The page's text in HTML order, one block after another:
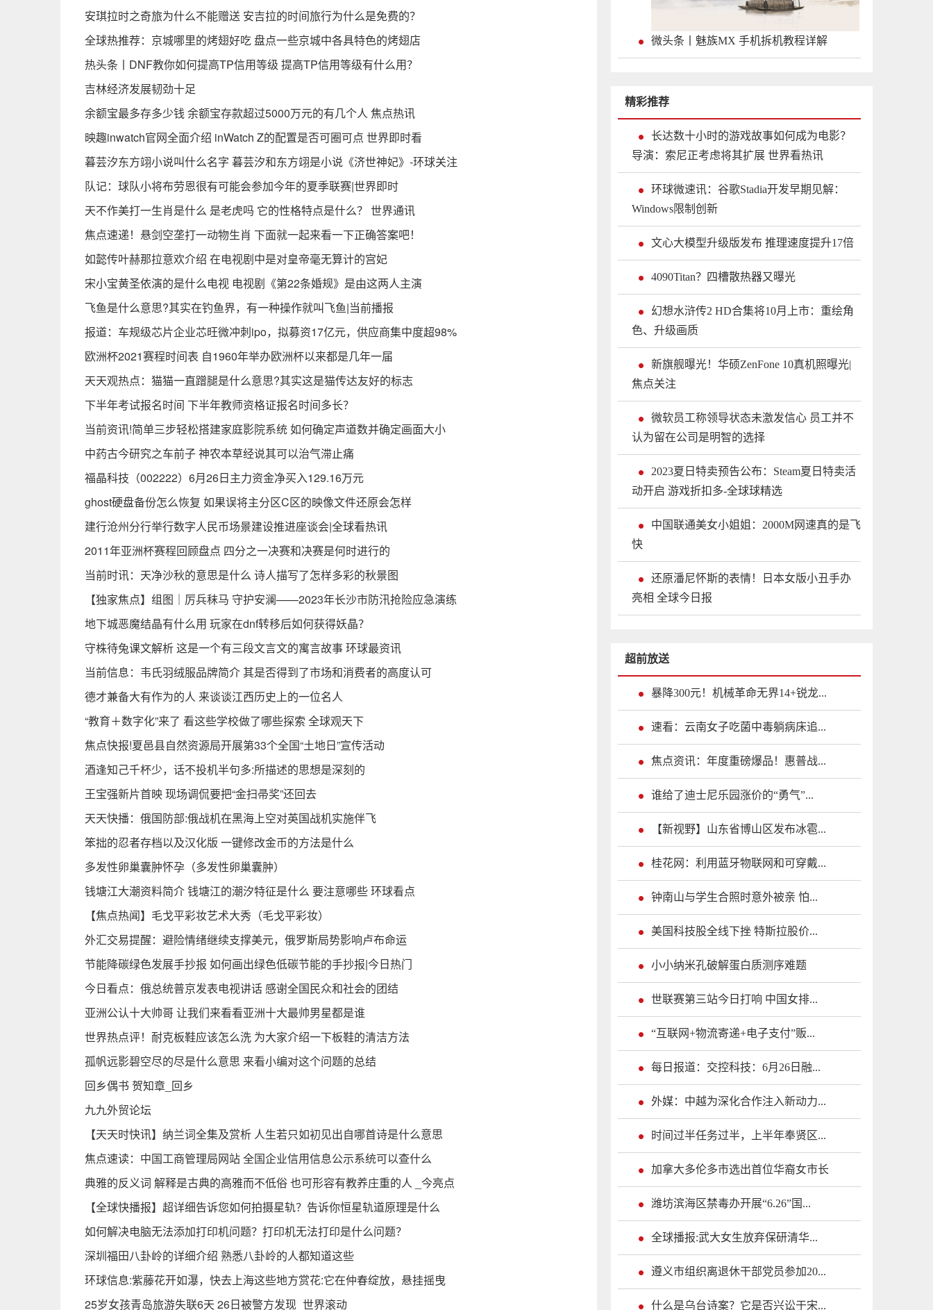
安琪拉时之奇旅为什么不能赠送 安吉拉的时间旅行为什么是免费的？
全球热推荐：京城哪里的烤翅好吃 盘点一些京城中各具特色的烤翅店
热头条丨DNF教你如何提高TP信用等级 提高TP信用等级有什么用？
吉林经济发展韧劲十足
余额宝最多存多少钱 余额宝存款超过5000万元的有几个人 焦点热讯
映趣inwatch官网全面介绍 inWatch Z的配置是否可圈可点 世界即时看
暮芸汐东方翊小说叫什么名字 暮芸汐和东方翊是小说《济世神妃》-环球关注
队记：球队小将布劳恩很有可能会参加今年的夏季联赛|世界即时
天不作美打一生肖是什么 是老虎吗 它的性格特点是什么？ 世界通讯
焦点速递！悬剑空垄打一动物生肖 下面就一起来看一下正确答案吧！
如懿传叶赫那拉意欢介绍 在电视剧中是对皇帝毫无算计的宫妃
宋小宝黄圣依演的是什么电视 电视剧《第22条婚规》是由这两人主演
飞鱼是什么意思?其实在钓鱼界，有一种操作就叫飞鱼|当前播报
报道：车规级芯片企业芯旺微冲刺ipo，拟募资17亿元，供应商集中度超98%
欧洲杯2021赛程时间表 自1960年举办欧洲杯以来都是几年一届
天天观热点：猫猫一直蹭腿是什么意思?其实这是猫传达友好的标志
下半年考试报名时间 下半年教师资格证报名时间多长？
当前资讯!简单三步轻松搭建家庭影院系统 如何确定声道数并确定画面大小
中药古今研究之车前子 神农本草经说其可以治气滞止痛
福晶科技（002222）6月26日主力资金净买入129.16万元
ghost硬盘备份怎么恢复 如果误将主分区C区的映像文件还原会怎样
建行沧州分行举行数字人民币场景建设推进座谈会|全球看热讯
2011年亚洲杯赛程回顾盘点 四分之一决赛和决赛是何时进行的
当前时讯：天净沙秋的意思是什么 诗人描写了怎样多彩的秋景图
【独家焦点】组图｜厉兵秣马 守护安澜——2023年长沙市防汛抢险应急演练
地下城恶魔结晶有什么用 玩家在dnf转移后如何获得妖晶？
守株待兔课文解析 这是一个有三段文言文的寓言故事 环球最资讯
当前信息：韦氏羽绒服品牌简介 其是否得到了市场和消费者的高度认可
德才兼备大有作为的人 来谈谈江西历史上的一位名人
“教育＋数字化”来了 看这些学校做了哪些探索 全球观天下
焦点快报!夏邑县自然资源局开展第33个全国“土地日”宣传活动
酒逢知己千杯少，话不投机半句多:所描述的思想是深刻的
王宝强新片首映 现场调侃要把“金扫帚奖”还回去
天天快播：俄国防部:俄战机在黑海上空对英国战机实施伴飞
笨拙的忍者存档以及汉化版 一键修改金币的方法是什么
多发性卵巢囊肿怀孕（多发性卵巢囊肿）
钱塘江大潮资料简介 钱塘江的潮汐特征是什么 要注意哪些 环球看点
【焦点热闻】毛戈平彩妆艺术大秀（毛戈平彩妆）
外汇交易提醒：避险情绪继续支撑美元，俄罗斯局势影响卢布命运
节能降碳绿色发展手抄报 如何画出绿色低碳节能的手抄报|今日热门
今日看点：俄总统普京发表电视讲话 感谢全国民众和社会的团结
亚洲公认十大帅哥 让我们来看看亚洲十大最帅男星都是谁
世界热点评！耐克板鞋应该怎么洗 为大家介绍一下板鞋的清洁方法
孤帆远影碧空尽的尽是什么意思 来看小编对这个问题的总结
回乡偶书 贺知章_回乡
九九外贸论坛
【天天时快讯】纳兰词全集及赏析 人生若只如初见出自哪首诗是什么意思
焦点速读：中国工商管理局网站 全国企业信用信息公示系统可以查什么
典雅的反义词 解释是古典的高雅而不低俗 也可形容有教养庄重的人 _今亮点
【全球快播报】超详细告诉您如何拍摄星轨？告诉你恒星轨道原理是什么
如何解决电脑无法添加打印机问题？打印机无法打印是什么问题？
深圳福田八卦岭的详细介绍 熟悉八卦岭的人都知道这些
环球信息:紫藤花开如瀑，快去上海这些地方赏花:它在仲春绽放，悬挂摇曳
25岁女孩青岛旅游失联6天 26日被警方发现_世界滚动
微头条丨魅族MX 手机拆机教程详解
精彩推荐
长达数十小时的游戏故事如何成为电影？
导演：索尼正考虑将其扩展 世界看热讯
环球微速讯：谷歌Stadia开发早期见解：
Windows限制创新
文心大模型升级版发布 推理速度提升17倍
4090Titan？四槽散热器又曝光
幻想水浒传2 HD合集将10月上市：重绘角
色、升级画质
新旗舰曝光！华硕ZenFone 10真机照曝光|
焦点关注
微软员工称领导状态未激发信心 员工并不
认为留在公司是明智的选择
2023夏日特卖预告公布：Steam夏日特卖活
动开启 游戏折扣多-全球球精选
中国联通美女小姐姐：2000M网速真的是飞
快
还原潘尼怀斯的表情！日本女版小丑手办
亮相 全球今日报
超前放送
暴降300元！机械革命无界14+锐龙...
速看：云南女子吃菌中毒躺病床追...
焦点资讯：年度重磅爆品！惠普战...
谁给了迪士尼乐园涨价的“勇气”...
【新视野】山东省博山区发布冰雹...
桂花网：利用蓝牙物联网和可穿戴...
钟南山与学生合照时意外被亲 怕...
美国科技股全线下挫 特斯拉股价...
小小纳米孔破解蛋白质测序难题
世联赛第三站今日打响 中国女排...
“互联网+物流寄递+电子支付”贩...
每日报道：交控科技：6月26日融...
外媒：中越为深化合作注入新动力...
时间过半任务过半，上半年奉贤区...
加拿大多伦多市选出首位华裔女市长
潍坊滨海区禁毒办开展“6.26”国...
全球播报:武大女生放弃保研清华...
遵义市组织离退休干部党员参加20...
什么是乌台诗案？它是否兴讼于宋...